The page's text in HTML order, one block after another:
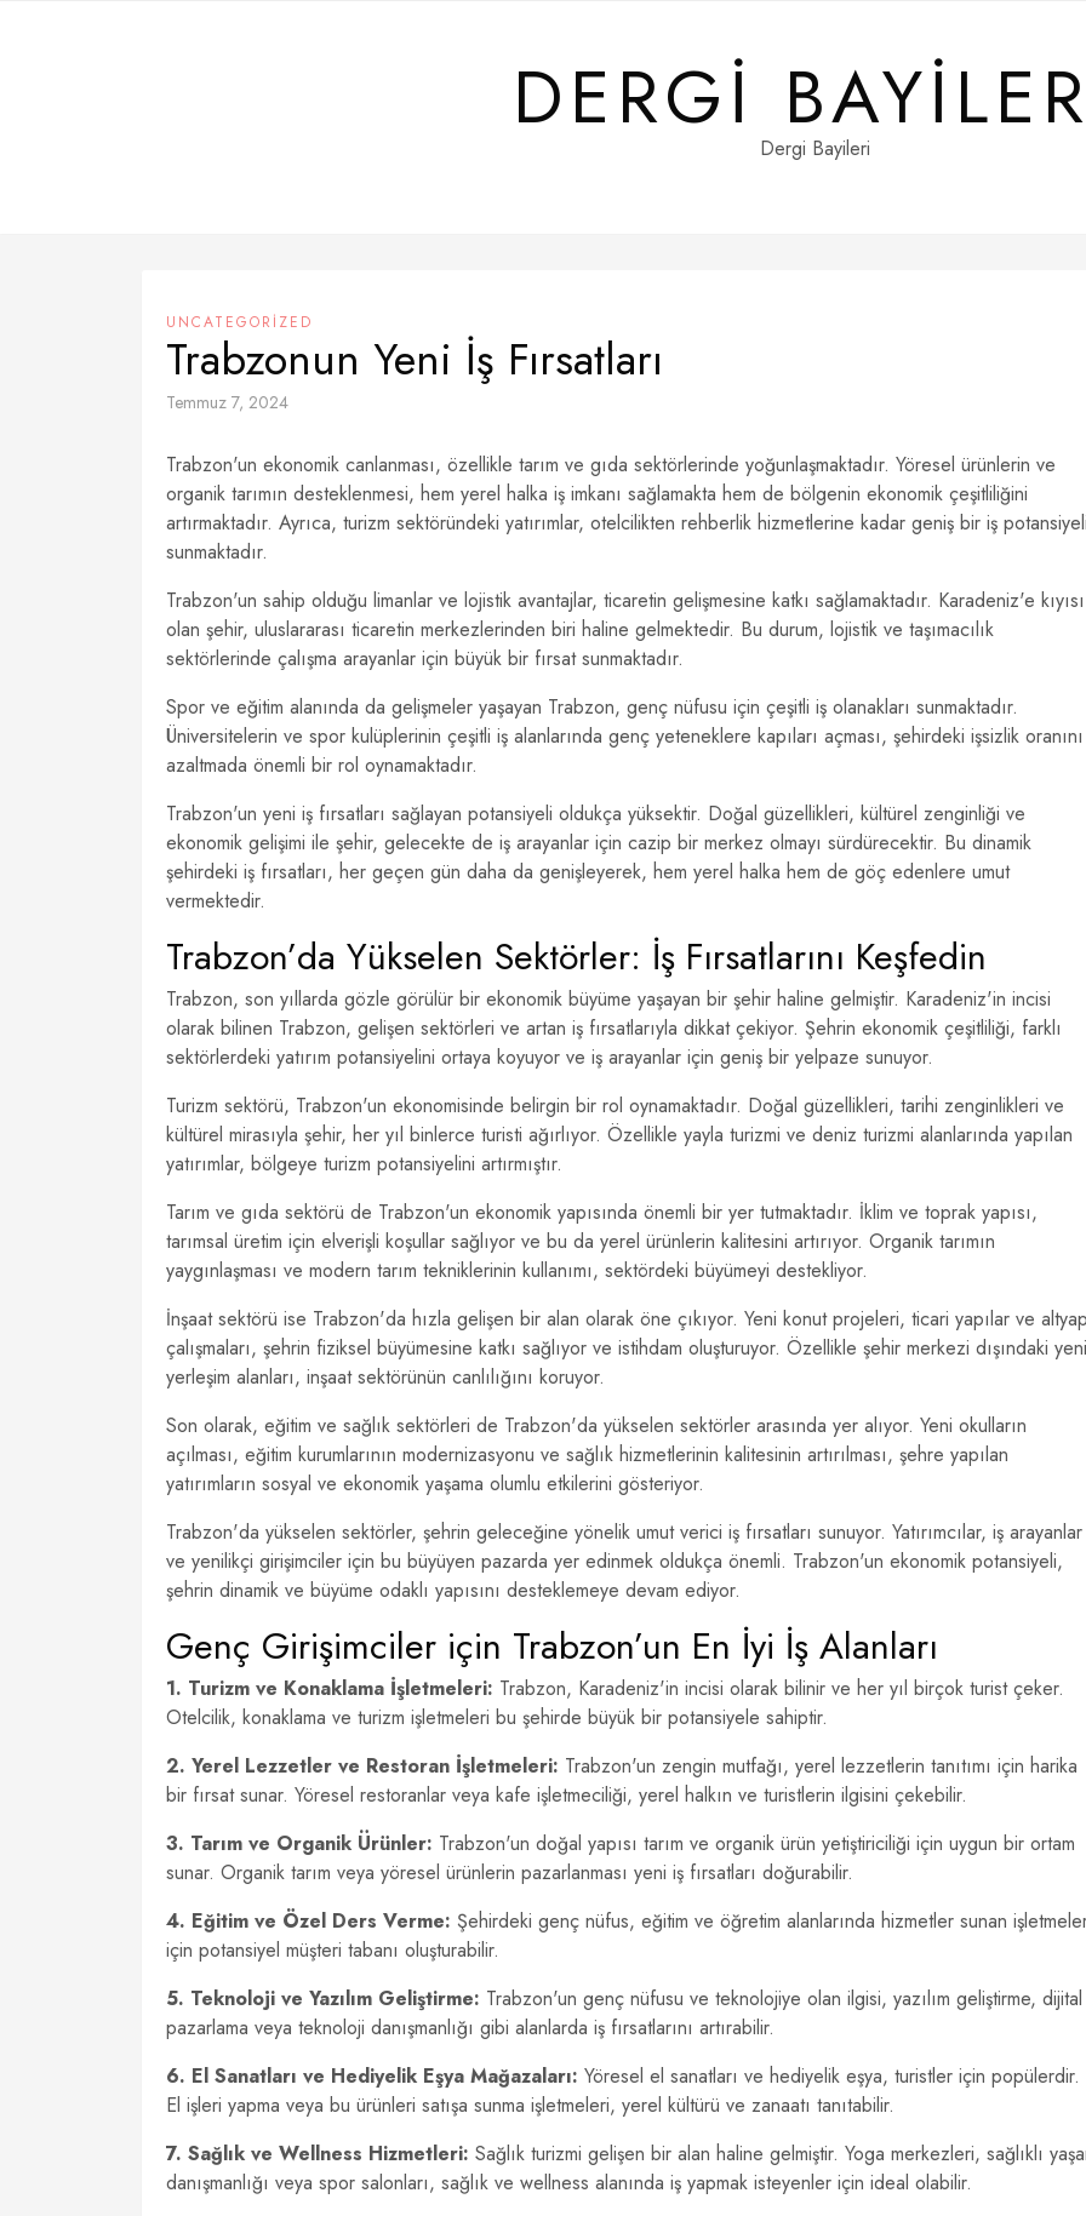
DERGIDergi Bayileri
UNCATEGORIZED
Trabzonun Yeni İş Fırsatları
Temmuz 7, 2024
Trabzon'un ekonomik canlanması, özellikle tarım ve gıda sektörlerinde yoğunlaşmaktadır. Yöresel ürünlerin ve
organik tarımın desteklenmesi, hem yerel halka iş imkanı sağlamakta hem de bölgenin ekonomik çeşitliliğini
artırmaktadır. Ayrıca, turizm sektöründeki yatırımlar, otelcilikten rehberlik hizmetlerine kadar geniş bir iş
sunmaktadır.
Trabzon'un sahip olduğu limanlar ve lojistik avantajlar, ticaretin gelişmesine katkı sağlamaktadır. Karadeniz'e kıyısı
olan şehir, uluslararası ticaretin merkezlerinden biri haline gelmektedir. Bu durum, lojistik ve taşımacılık
sektörlerinde çalışma arayanlar için büyük bir fırsat sunmaktadır.
Spor ve eğitim alanında da gelişmeler yaşayan Trabzon, genç nüfusu için çeşitli iş olanakları sunmaktadır.
Üniversitelerin ve spor kulüplerinin çeşitli iş alanlarında genç yeteneklere kapıları açması, şehirdeki işsizlik oranını
azaltmada önemli bir rol oynamaktadır.
Trabzon'un yeni iş fırsatları sağlayan potansiyeli oldukça yüksektir. Doğal güzellikleri, kültürel zenginliği ve
ekonomik gelişimi ile şehir, gelecekte de iş arayanlar için cazip bir merkez olmayı sürdürecektir. Bu dinamik
şehirdeki iş fırsatları, her geçen gün daha da genişleyerek, hem yerel halka hem de göç edenlere umut
vermektedir.
Trabzon’da Yükselen Sektörler: İş Fırsatlarını Keşfedin
Trabzon, son yıllarda gözle görülür bir ekonomik büyüme yaşayan bir şehir haline gelmiştir. Karadeniz'in incisi
olarak bilinen Trabzon, gelişen sektörleri ve artan iş fırsatlarıyla dikkat çekiyor. Şehrin ekonomik çeşitliliği, farklı
sektörlerdeki yatırım potansiyelini ortaya koyuyor ve iş arayanlar için geniş bir yelpaze sunuyor.
Turizm sektörü, Trabzon'un ekonomisinde belirgin bir rol oynamaktadır. Doğal güzellikleri, tarihi zenginlikleri ve
kültürel mirasıyla şehir, her yıl binlerce turisti ağırlıyor. Özellikle yayla turizmi ve deniz turizmi alanlarında yapılan
yatırımlar, bölgeye turizm potansiyelini artırmıştır.
Tarım ve gıda sektörü de Trabzon'un ekonomik yapısında önemli bir yer tutmaktadır. İklim ve toprak yapısı,
tarımsal üretim için elverişli koşullar sağlıyor ve bu da yerel ürünlerin kalitesini artırıyor. Organik tarımın
yaygınlaşması ve modern tarım tekniklerinin kullanımı, sektördeki büyümeyi destekliyor.
İnşaat sektörü ise Trabzon'da hızla gelişen bir alan olarak öne çıkıyor. Yeni konut projeleri, ticari yapılar ve
çalışmaları, şehrin fiziksel büyümesine katkı sağlıyor ve istihdam oluşturuyor. Özellikle şehir merkezi dışındaki yeni
yerleşim alanları, inşaat sektörünün canlılığını koruyor.
Son olarak, eğitim ve sağlık sektörleri de Trabzon'da yükselen sektörler arasında yer alıyor. Yeni okulların
açılması, eğitim kurumlarının modernizasyonu ve sağlık hizmetlerinin kalitesinin artırılması, şehre yapılan
yatırımların sosyal ve ekonomik yaşama olumlu etkilerini gösteriyor.
Trabzon'da yükselen sektörler, şehrin geleceğine yönelik umut verici iş fırsatları sunuyor. Yatırımcılar, iş arayanlar
ve yenilikçi girişimciler için bu büyüyen pazarda yer edinmek oldukça önemli. Trabzon'un ekonomik potansiyeli,
şehrin dinamik ve büyüme odaklı yapısını desteklemeye devam ediyor.
Genç Girişimciler için Trabzon’un En İyi İş Alanları
1. Turizm ve Konaklama İşletmeleri: Trabzon, Karadeniz'in incisi olarak bilinir ve her yıl birçok turist çeker.
Otelcilik, konaklama ve turizm işletmeleri bu şehirde büyük bir potansiyele sahiptir.
2. Yerel Lezzetler ve Restoran İşletmeleri: Trabzon'un zengin mutfağı, yerel lezzetlerin tanıtımı için harika
bir fırsat sunar. Yöresel restoranlar veya kafe işletmeciliği, yerel halkın ve turistlerin ilgisini çekebilir.
3. Tarım ve Organik Ürünler: Trabzon'un doğal yapısı tarım ve organik ürün yetiştiriciliği için uygun bir ortam
sunar. Organik tarım veya yöresel ürünlerin pazarlanması yeni iş fırsatları doğurabilir.
4. Eğitim ve Özel Ders Verme: Şehirdeki genç nüfus, eğitim ve öğretim alanlarında hizmetler sunan
için potansiyel müşteri tabanı oluşturabilir.
5. Teknoloji ve Yazılım Geliştirme: Trabzon'un genç nüfusu ve teknolojiye olan ilgisi, yazılım geliştirme, dijital
pazarlama veya teknoloji danışmanlığı gibi alanlarda iş fırsatlarını artırabilir.
6. El Sanatları ve Hediyelik Eşya Mağazaları: Yöresel el sanatları ve hediyelik eşya, turistler için popülerdir.
El işleri yapma veya bu ürünleri satışa sunma işletmeleri, yerel kültürü ve zanaatı tanıtabilir.
7. Sağlık ve Wellness Hizmetleri: Sağlık turizmi gelişen bir alan haline gelmiştir. Yoga merkezleri, sağlıklı
danışmanlığı veya spor salonları, sağlık ve wellness alanında iş yapmak isteyenler için ideal olabilir.